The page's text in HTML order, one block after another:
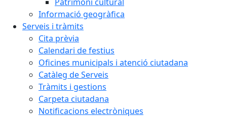
Informació geogràfica
Serveis i tràmits
Cita prèvia
Calendari de festius
Oficines municipals i atenció ciutadana
Catàleg de Serveis
Tràmits i gestions
Carpeta ciutadana
Notificacions electròniques